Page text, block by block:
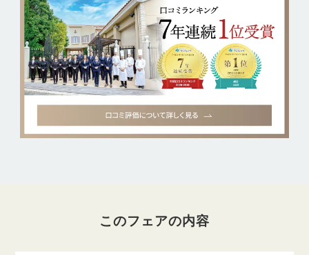
このフェアの内容